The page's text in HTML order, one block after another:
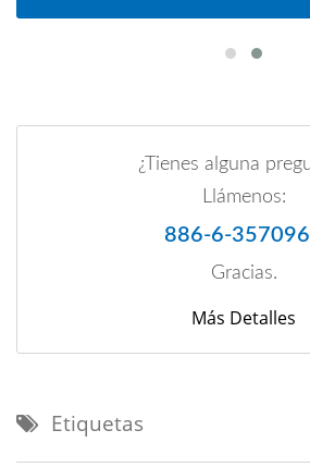
¿Tienes alguna
Llámenos:
886-6-
Gracias.
Más Detalles
Etiquetas